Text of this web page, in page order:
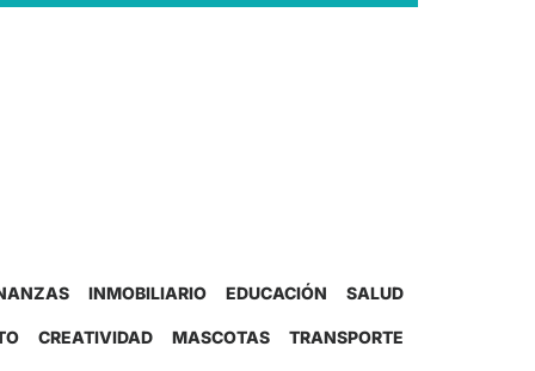
INMOBILIARIO EDUCACIÓN SALUD
CREATIVIDAD MASCOTAS TRANSPORTE